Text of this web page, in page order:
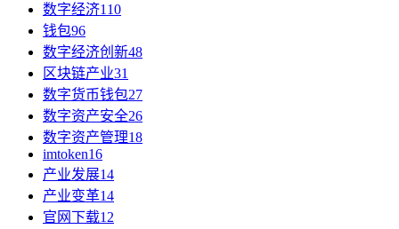
数字经济110
钱包96
数字经济创新48
区块链产业31
数字货币钱包27
数字资产安全26
数字资产管理18
imtoken16
产业发展14
产业变革14
官网下载12